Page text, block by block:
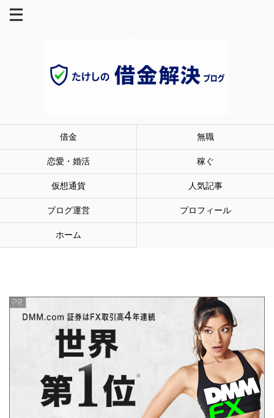
借金 無職
恋愛・婚活 稼ぐ
仮想通貨 人気記事
ブログ運営 プロフィール
ホーム